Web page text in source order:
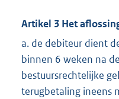
Artikel 3 Het
a. de debiteur dient
binnen 6 weken na
bestuursrechtelijke
terugbetaling ineens